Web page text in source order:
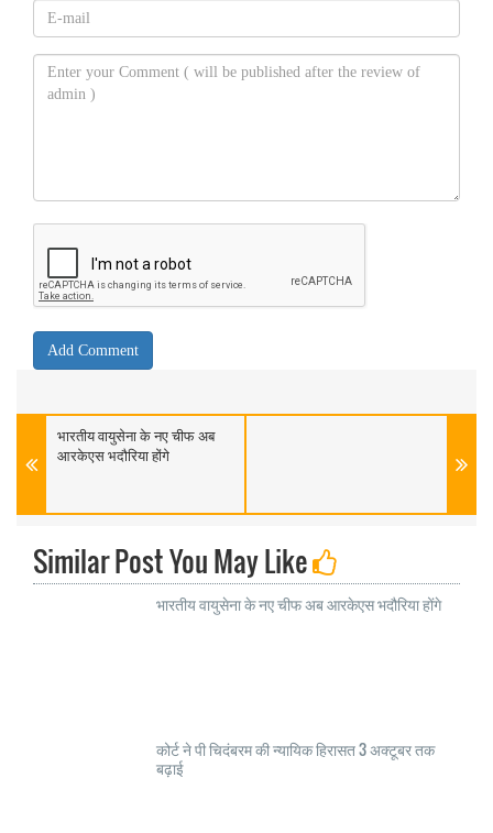
भारतीय वायुसेना के नए चीफ अब
आरकेएस भदौरिया होंगे
Similar Post You May Like
भारतीय वायुसेना के नए चीफ अब आरकेएस भदौरिया होंगे
कोर्ट ने पी चिदंबरम की न्यायिक हिरासत 3 अक्टूबर तक
बढ़ाई